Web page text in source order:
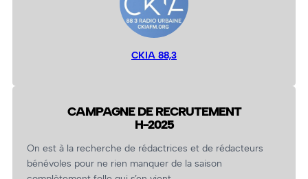
CKIA 88,3
CAMPAGNE DE RECRUTEMENT
H-2025
On est à la recherche de rédactrices et de rédacteurs
bénévoles pour ne rien manquer de la saison